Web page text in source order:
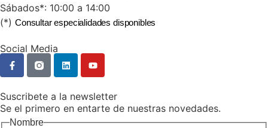
Sábados*: 10:00 a 14:00
(*) Consultar especialidades disponibles
Social Media
Suscribete a la newsletter
Se el primero en entarte de nuestras novedades.
Nombre